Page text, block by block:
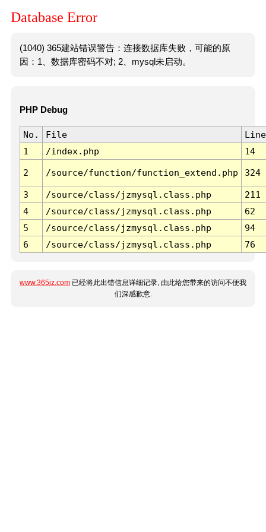
Database Error
(1040) 365建站错误警告：连接数据库失败，可能的原
因：1、数据库密码不对; 2、mysql未启动。
PHP Debug
No. File
Line
1
/index.php 14
2 /source/function/function_extend.php 324
3 /source/class/jzmysql.class.php
211
4
/source/class/jzmysql.class.php
62
5
/source/class/jzmysql.class.php
94
6
/source/class/jzmysql.class.php 76
www.365jz.com 已经将此出错信息详细记录, 由此给您带来的访问不便我
们深感歉意.